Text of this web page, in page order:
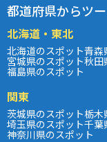
都道府県からツ
北海道・東北
北海道のスポット青森
宮城県のスポット秋田
福島県のスポット
関東
茨城県のスポット栃木
埼玉県のスポット千葉
神奈川県のスポット